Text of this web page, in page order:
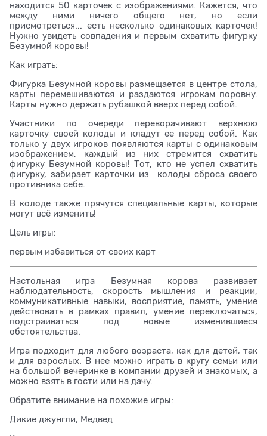
находится 50 карточек с изображениями. Кажется, что
между ними ничего общего нет, но если
присмотреться... есть несколько одинаковых карточек!
Нужно увидеть совпадения и первым схватить фигурку
Безумной коровы!
Как играть:
Фигурка Безумной коровы размещается в центре стола,
карты перемешиваются и раздаются игрокам поровну.
Карты нужно держать рубашкой вверх перед собой.
Участники по очереди переворачивают верхнюю
карточку своей колоды и кладут ее перед собой. Как
только у двух игроков появляются карты с одинаковым
изображением, каждый из них стремится схватить
фигурку Безумной коровы! Тот, кто не успел схватить
фигурку, забирает карточки из колоды сброса своего
противника себе.
В колоде также прячутся специальные карты, которые
могут всё изменить!
Цель игры:
первым избавиться от своих карт
Настольная игра Безумная корова развивает
наблюдательность, скорость мышления и реакции,
коммуникативные навыки, восприятие, память, умение
действовать в рамках правил, умение переключаться,
подстраиваться под новые изменившиеся
обстоятельства.
Игра подходит для любого возраста, как для детей, так
и для взрослых. В нее можно играть в кругу семьи или
на большой вечеринке в компании друзей и знакомых, а
можно взять в гости или на дачу.
Обратите внимание на похожие игры:
Дикие джунгли, Медвед